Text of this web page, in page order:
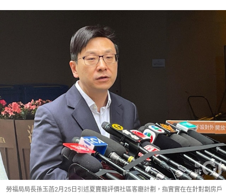
勞福局局長孫玉菡2月25日引述夏寶龍評價社區客廳計劃，指實實在在針對劏房戶